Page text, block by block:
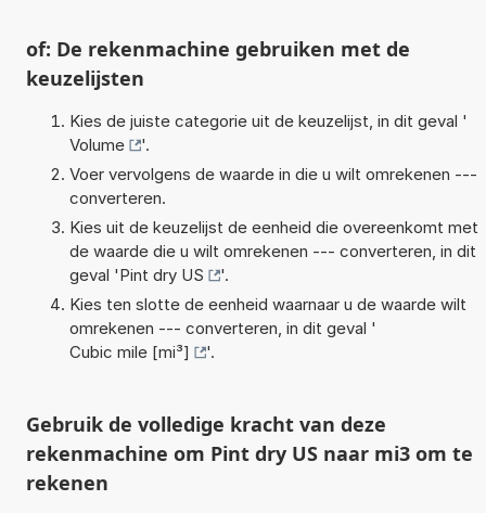
of: De rekenmachine gebruiken met de
keuzelijsten
Kies de juiste categorie uit de keuzelijst, in dit geval '
Volume
'.
Voer vervolgens de waarde in die u wilt omrekenen ---
converteren.
Kies uit de keuzelijst de eenheid die overeenkomt met
de waarde die u wilt omrekenen --- converteren, in dit
geval 'Pint dry US
'.
Kies ten slotte de eenheid waarnaar u de waarde wilt
omrekenen --- converteren, in dit geval '
Cubic mile [mi³]
'.
Gebruik de volledige kracht van deze
rekenmachine om Pint dry US naar mi3 om te
rekenen